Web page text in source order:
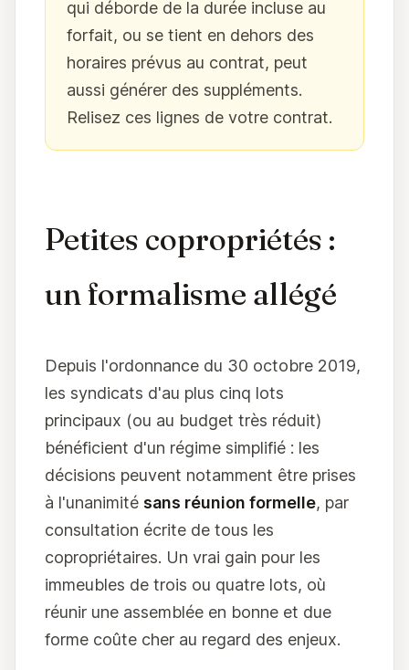
qui déborde de la durée incluse au
forfait, ou se tient en dehors des
horaires prévus au contrat, peut
aussi générer des suppléments.
Relisez ces lignes de votre contrat.
Petites copropriétés :
un formalisme allégé
Depuis l'ordonnance du 30 octobre 2019,
les syndicats d'au plus cinq lots
principaux (ou au budget très réduit)
bénéficient d'un régime simplifié : les
décisions peuvent notamment être prises
à l'unanimité sans réunion formelle, par
consultation écrite de tous les
copropriétaires. Un vrai gain pour les
immeubles de trois ou quatre lots, où
réunir une assemblée en bonne et due
forme coûte cher au regard des enjeux.